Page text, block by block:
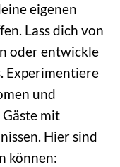
eigenen
Lass dich von
oder entwickle
Experimentiere
und
mit
Hier sind
können: